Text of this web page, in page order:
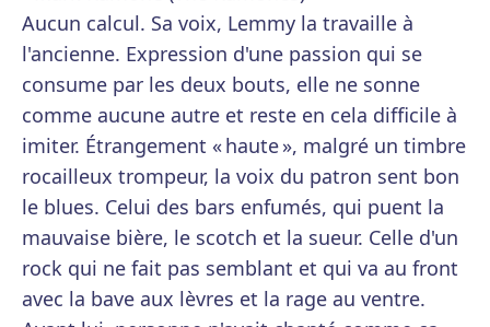
Aucun calcul. Sa voix, Lemmy la travaille à
l'ancienne. Expression d'une passion qui se
consume par les deux bouts, elle ne sonne
comme aucune autre et reste en cela difficile à
imiter. Étrangement « haute », malgré un timbre
rocailleux trompeur, la voix du patron sent bon
le blues. Celui des bars enfumés, qui puent la
mauvaise bière, le scotch et la sueur. Celle d'un
rock qui ne fait pas semblant et qui va au front
avec la bave aux lèvres et la rage au ventre.